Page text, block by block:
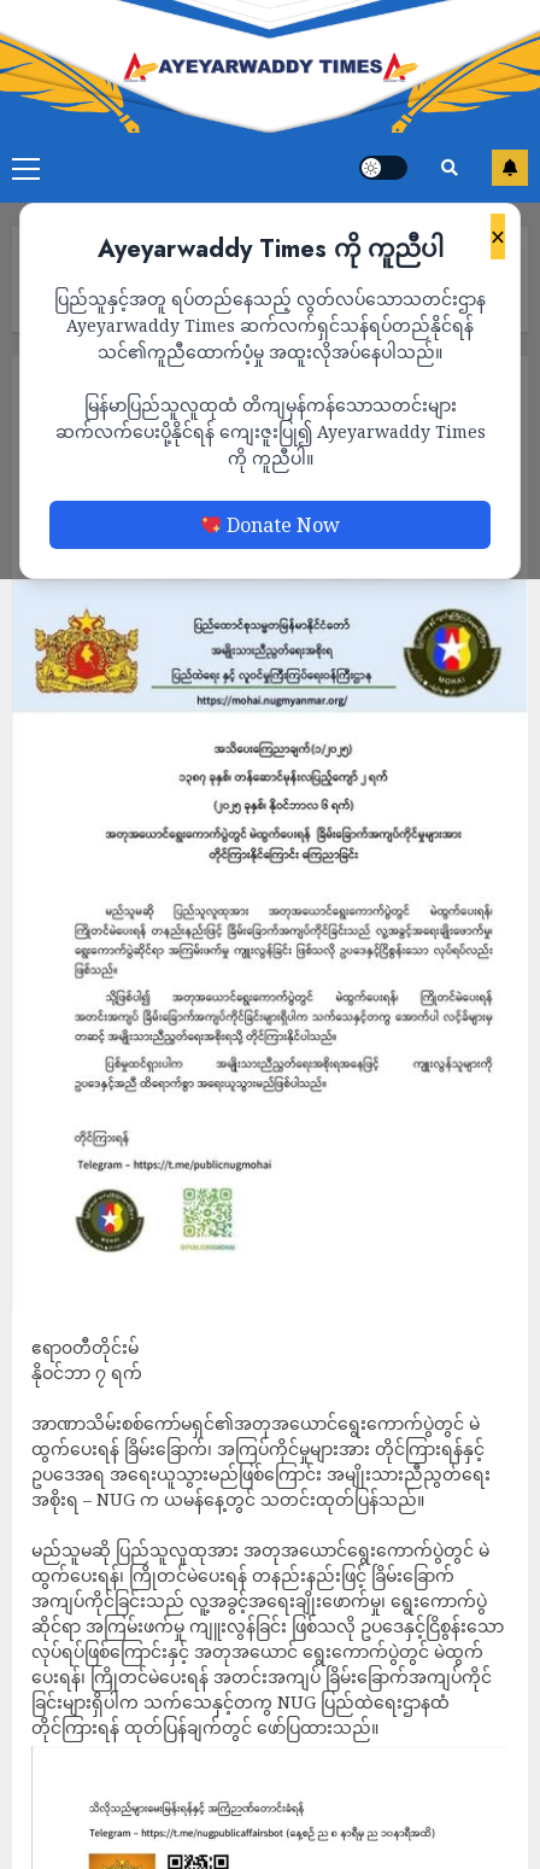
×
Ayeyarwaddy Times ကို ကူညီပါ
ပြည်သူနှင့်အတူ ရပ်တည်နေသည့် လွတ်လပ်သောသတင်းဌာန
Ayeyarwaddy Times ဆက်လက်ရှင်သန်ရပ်တည်နိုင်ရန်
သင်၏ကူညီထောက်ပံ့မှု အထူးလိုအပ်နေပါသည်။
မြန်မာပြည်သူလူထုထံ တိကျမှန်ကန်သောသတင်းများ
ဆက်လက်ပေးပို့နိုင်ရန် ကျေးဇူးပြု၍ Ayeyarwaddy Times
ကို ကူညီပါ။
Donate Now
ခြိမ်းခြောက်သူတွေကို အရေးယူမည်ဟု NUG ပြော
စစ်ကော်မရှင်၏အတုအယောင်ရွေးကောက်ပွဲမှာ
ဖိအားပေးခြိမ်းခြောက်သူတွေကို အရေးယူမည်
ဟု NUG ပြော
ADMIN NOVEMBER 8, 2025
ဧရာ၀တီတိုင်းမ်
နိုဝင်ဘာ ၇ ရက်
အာဏာသိမ်းစစ်ကော်မရှင်၏အတုအယောင်ရွေးကောက်ပွဲတွင် မဲ
ထွက်ပေးရန် ခြိမ်းခြောက်၊ အကြပ်ကိုင်မှုများအား တိုင်ကြားရန်နှင့်
ဥပဒေအရ အရေးယူသွားမည်ဖြစ်ကြောင်း အမျိုးသားညီညွတ်ရေး
အစိုးရ – NUG က ယမန်နေ့တွင် သတင်းထုတ်ပြန်သည်။
မည်သူမဆို ပြည်သူလူထုအား အတုအယောင်ရွေးကောက်ပွဲတွင် မဲ
ထွက်ပေးရန်၊ ကြိုတင်မဲပေးရန် တနည်းနည်းဖြင့် ခြိမ်းခြောက်
အကျပ်ကိုင်ခြင်းသည် လူ့အခွင့်အရေးချိုးဖောက်မှု၊ ရွေးကောက်ပွဲ
ဆိုင်ရာ အကြမ်းဖက်မှု ကျူးလွန်ခြင်း ဖြစ်သလို ဥပဒေနှင့်ငြိစွန်းသော
လုပ်ရပ်ဖြစ်ကြောင်းနှင့် အတုအယောင် ရွေးကောက်ပွဲတွင် မဲထွက်
ပေးရန်၊ ကြိုတင်မဲပေးရန် အတင်းအကျပ် ခြိမ်းခြောက်အကျပ်ကိုင်
ခြင်းများရှိပါက သက်သေနှင့်တကွ NUG ပြည်ထဲရေးဌာနထံ
တိုင်ကြားရန် ထုတ်ပြန်ချက်တွင် ဖော်ပြထားသည်။